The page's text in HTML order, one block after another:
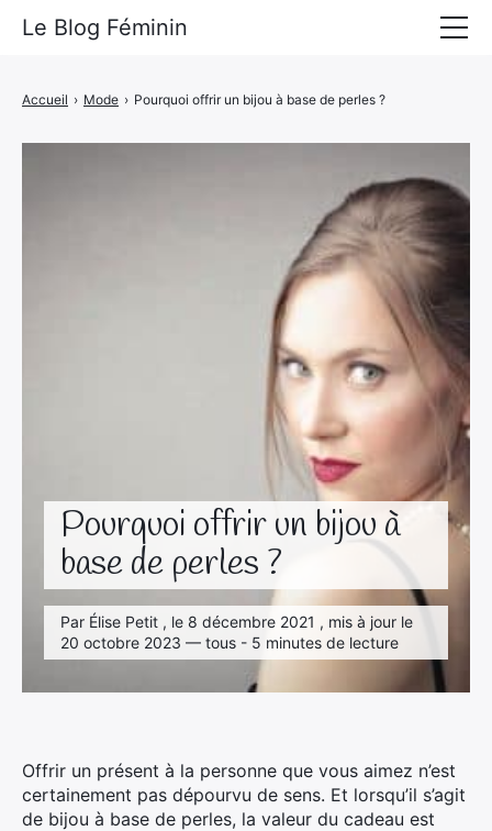
Pourquoi offrir un bijou à
base de perles ?
Par Élise Petit , le 8 décembre 2021 , mis à jour le
20 octobre 2023 — tous - 5 minutes de lecture
Accueil › Mode › Pourquoi offrir un bijou à base de perles ?
Offrir un présent à la personne que vous aimez n’est
certainement pas dépourvu de sens. Et lorsqu’il s’agit
de bijou à base de perles, la valeur du cadeau est
Le Blog Féminin